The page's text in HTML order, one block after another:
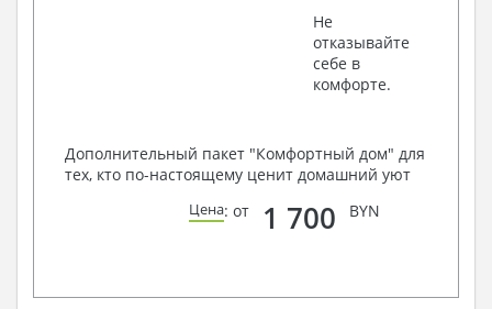
Не
отказывайте
себе в
комфорте.
Дополнительный пакет "Комфортный дом" для
тех, кто по-настоящему ценит домашний уют
Цена: от 1 700 BYN